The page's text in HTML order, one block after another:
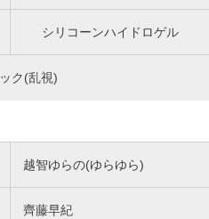
シリコーンハイドロゲル
ク(乱視)
越智ゆらの(ゆらゆら)
齊藤早紀